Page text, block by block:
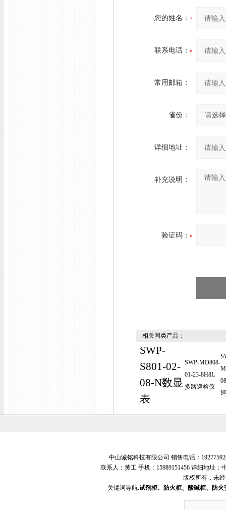
您的姓名：
联系电话：
常用邮箱：
省份：
详细地址：
补充说明：
验证码：
相关同类产品：
SWP-
S801-02-
08-N数显
表
SWP-MD808-
01-23-8H8L
多路巡检仪
中山诚铭科技有限公司 销售电话：
联系人：黄工 手机：15989151456 详细地址
版权所有，未
关键词导航:试剂柜、防火柜、酸碱柜、防